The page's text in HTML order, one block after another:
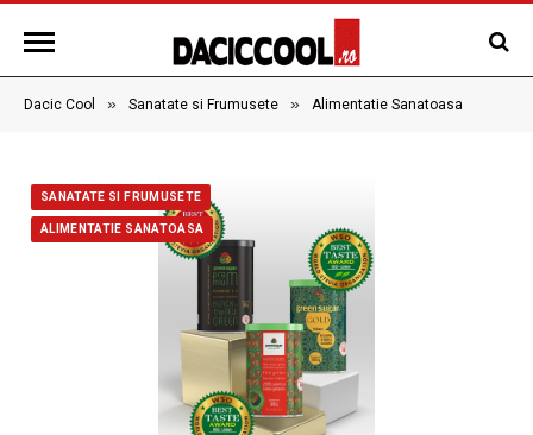
Dacic Cool » Sanatate si Frumusete » Alimentatie Sanatoasa
SANATATE SI FRUMUSETE
ALIMENTATIE SANATOASA